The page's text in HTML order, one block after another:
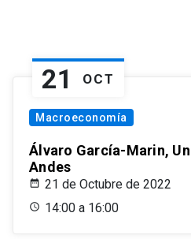
21 OCT
Macroeconomía
Álvaro García-Marin,
Andes
21 de Octubre de 2022
14:00 a 16:00